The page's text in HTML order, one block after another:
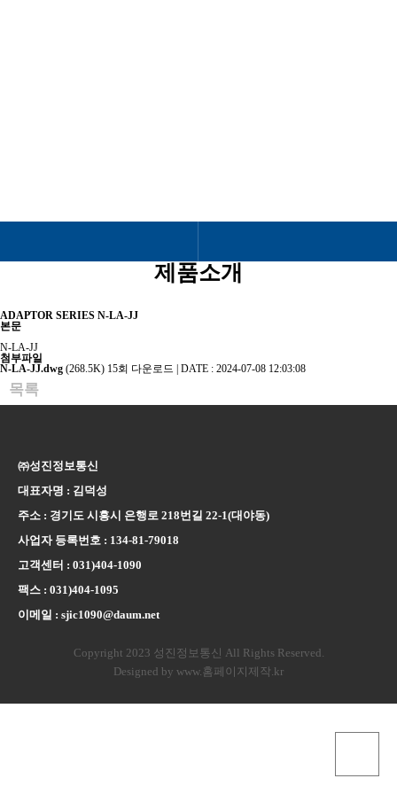
제품소개
ADAPTOR SERIES N-LA-JJ
본문
N-LA-JJ
첨부파일
N-LA-JJ.dwg (268.5K) 15회 다운로드 | DATE : 2024-07-08 12:03:08
목록
㈜성진정보통신
대표자명 : 김덕성
주소 : 경기도 시흥시 은행로 218번길 22-1(대야동)
사업자 등록번호 : 134-81-79018
고객센터 : 031)404-1090
팩스 : 031)404-1095
이메일 : sjic1090@daum.net
Copyright 2023 성진정보통신 All Rights Reserved.
Designed by www.홈페이지제작.kr